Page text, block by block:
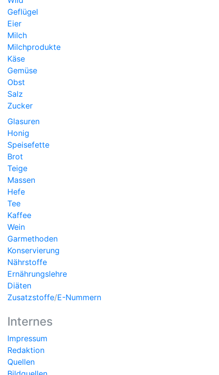
Geflügel
Eier
Milch
Milchprodukte
Käse
Gemüse
Obst
Salz
Zucker
Glasuren
Honig
Speisefette
Brot
Teige
Massen
Hefe
Tee
Kaffee
Wein
Garmethoden
Konservierung
Nährstoffe
Ernährungslehre
Diäten
Zusatzstoffe/E-Nummern
Internes
Impressum
Redaktion
Quellen